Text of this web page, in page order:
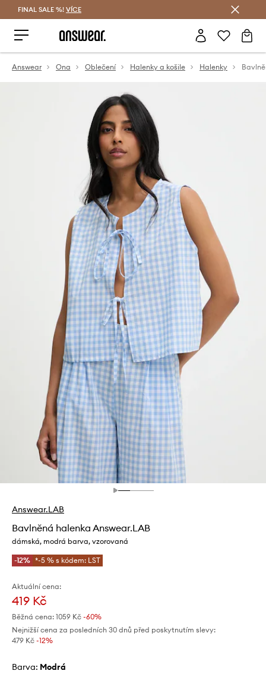
FINAL SALE %! VÍCE
Answear Ona Oblečení Halenky a košile Halenky
Answear.LAB
Bavlněná halenka Answear.LAB
dámská, modrá barva, vzorovaná
-12% *-5 % s kódem: LST
Aktuální cena:
419 Kč
Běžná cena: 1059 Kč -60%
Nejnižší cena za posledních 30 dnů před poskytnutím slevy:
479 Kč -12%
Barva: modrá